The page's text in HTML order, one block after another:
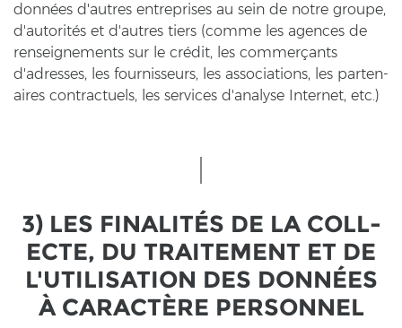
données d'autres en­t­re­pri­ses au sein de notre grou­pe,
d'autorités et d'autres tiers (comme les agen­ces de
rens­eig­ne­ments sur le crédit, les commerçants
d'adres­ses, les four­nis­seurs, les as­so­cia­ti­ons, les par­ten­
aires con­trac­tu­els, les ser­vices d'ana­ly­se In­ter­net, etc.)
3) LES FINALITÉS DE LA COLL­
EC­TE, DU TRAI­TE­MENT ET DE
L'UTI­LI­SA­TI­ON DES DONNÉES
À CARACTÈRE PER­SON­NEL